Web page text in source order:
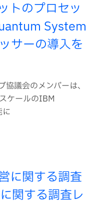
トのプロセッ
System
サーの導入を
議会のメンバーは、
ケールのIBM
に関する調査
関する調査レ